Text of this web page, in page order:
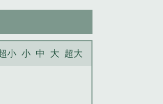
小 小 中 大 超大